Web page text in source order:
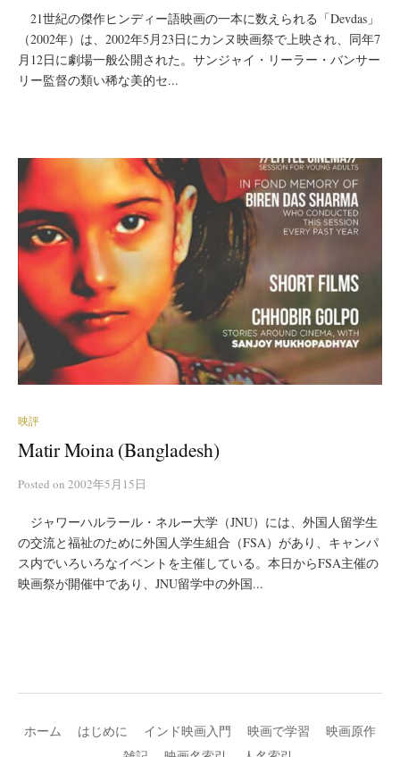
21世紀の傑作ヒンディー語映画の一本に数えられる「Devdas」
（2002年）は、2002年5月23日にカンヌ映画祭で上映され、同年7
月12日に劇場一般公開された。サンジャイ・リーラー・バンサー
リー監督の類い稀な美的セ...
映評
Matir Moina (Bangladesh)
Posted on 2002年5月15日
ジャワーハルラール・ネルー大学（JNU）には、外国人留学生
の交流と福祉のために外国人学生組合（FSA）があり、キャンパ
ス内でいろいろなイベントを主催している。本日からFSA主催の
映画祭が開催中であり、JNU留学中の外国...
ホーム はじめに インド映画入門 映画で学習
映画原作